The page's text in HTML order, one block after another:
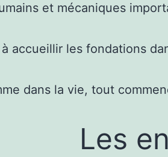
et mécaniques
accueillir les fondations
dans la vie, tout
Les